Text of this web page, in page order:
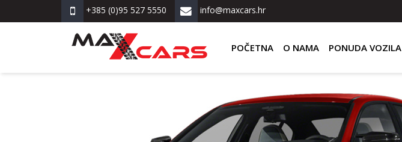
+385 (0)95 527 5550 info@maxcars.hr
POČETNA O NAMA PONUDA VOZILA